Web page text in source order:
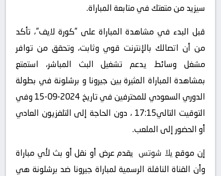
سيزيد من متعتك في متابعة المباراة.
قبل البدء في مشاهدة المباراة على “كورة لايف“، تأكد
من أن اتصالك بالإنترنت قوي وثابت، وتحقق من توافر
مشغل وسائط يدعم تشغيل البث المباشر، استمتع
بمشاهدة المباراة المثيرة بين جيرونا و برشلونة في بطولة
الدوري السعودي للمحترفين في تاريخ 2024-09-15 وفي
التوقيت التالي17:15 ، دون الحاجة إلى التلفزيون العادي
أو الحضور إلى الملعب.
إن موقع يلا شوتسيقدم عرض أو نقل أو بث لأي مباراة
وأن القناة الناقلة الرسمية لمباراة جيرونا ضد برشلونة هي